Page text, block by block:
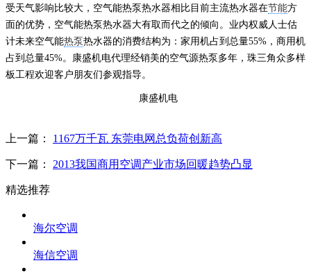
受天气影响比较大，空气能热泵热水器相比目前主流热水器在节能方
面的优势，空气能热泵热水器大有取而代之的倾向。业内权威人士估
计未来空气能热泵热水器的消费结构为：家用机占到总量55%，商用机
占到总量45%。
康盛机电代理经销美的空气源热泵多年，珠三角众多样
板工程欢迎客户朋友们参观指导。
康盛机电
上一篇： 1167万千瓦 东莞电网总负荷创新高
下一篇： 2013我国商用空调产业市场回暖趋势凸显
精选推荐
海尔空调
海信空调